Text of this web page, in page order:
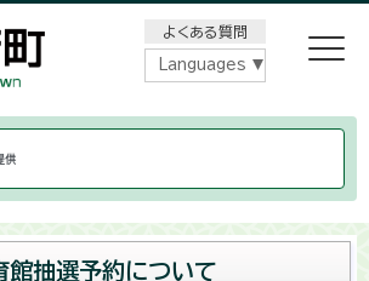
よくある質問
Languages
館抽選予約について